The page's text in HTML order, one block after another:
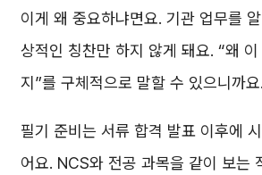
이게 왜 중요하냐면요. 기관 업무를
상적인 칭찬만 하지 않게 돼요. “왜
지”를 구체적으로 말할 수 있으니까요.
필기 준비는 서류 합격 발표 이후에
어요. NCS와 전공 과목을 같이 보는